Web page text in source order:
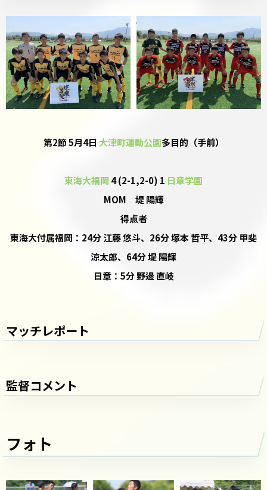
第2節 5月4日 大津町運動公園多目的（手前）
東海大福岡 4 (2-1,2-0) 1 日章学園
MOM 堤 陽輝
得点者
東海大付属福岡：24分 江藤 悠斗、26分 塚本 哲平、43分 甲斐
涼太郎、64分 堤 陽輝
日章：5分 野邊 直岐
マッチレポート
監督コメント
フォト